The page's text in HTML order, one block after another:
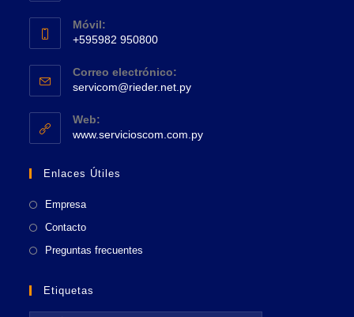
una
nueva
abre
en
tu
aplicación
Móvil:
+595982 950800
abre
en
tu
aplicación
Correo electrónico:
servicom@rieder.net.pySe
aplicación
Web:
www.servicioscom.com.pySe
Enlaces Útiles
Empresa
Contacto
Preguntas frecuentes
Etiquetas